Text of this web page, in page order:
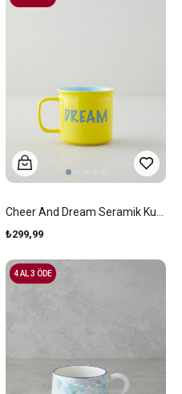
₺299,99
4 AL 3 ÖDE